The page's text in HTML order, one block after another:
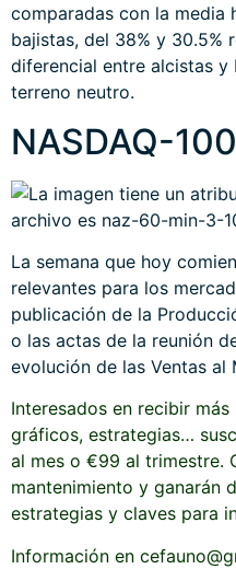
comparadas con la media
bajistas, del 38% y 30.5%
diferencial entre alcistas y
terreno neutro.
NASDAQ-
La semana que hoy
relevantes para los
publicación de la
o las actas de la reunión
evolución de las Ventas al
Interesados en recibir
gráficos, estrategias…
al mes o €99 al trimestre.
mantenimiento y ganarán
estrategias y claves para
Información en